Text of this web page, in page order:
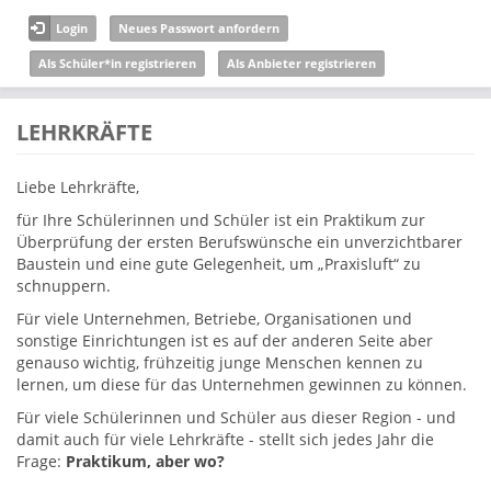
Direkt zum Inhalt
Login Neues Passwort anfordern
Als Schüler*in registrieren Als Anbieter registrieren
LEHRKRÄFTE
Liebe Lehrkräfte,
für Ihre Schülerinnen und Schüler ist ein Praktikum zur
Überprüfung der ersten Berufswünsche ein unverzichtbarer
Baustein und eine gute Gelegenheit, um „Praxisluft“ zu
schnuppern.
Für viele Unternehmen, Betriebe, Organisationen und
sonstige Einrichtungen ist es auf der anderen Seite aber
genauso wichtig, frühzeitig junge Menschen kennen zu
lernen, um diese für das Unternehmen gewinnen zu können.
Für viele Schülerinnen und Schüler aus dieser Region - und
damit auch für viele Lehrkräfte - stellt sich jedes Jahr die
Frage: Praktikum, aber wo?